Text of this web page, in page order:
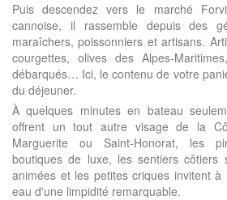
Puis descendez vers le marché
cannoise, il rassemble depuis des
maraîchers, poissonniers et artisans.
courgettes, olives des Alpes-
débarqués… Ici, le contenu de votre
du déjeuner.
À quelques minutes en bateau
offrent un tout autre visage de la
Marguerite ou Saint-Honorat, les
boutiques de luxe, les sentiers côtiers
animées et les petites criques invitent
eau d'une limpidité remarquable.